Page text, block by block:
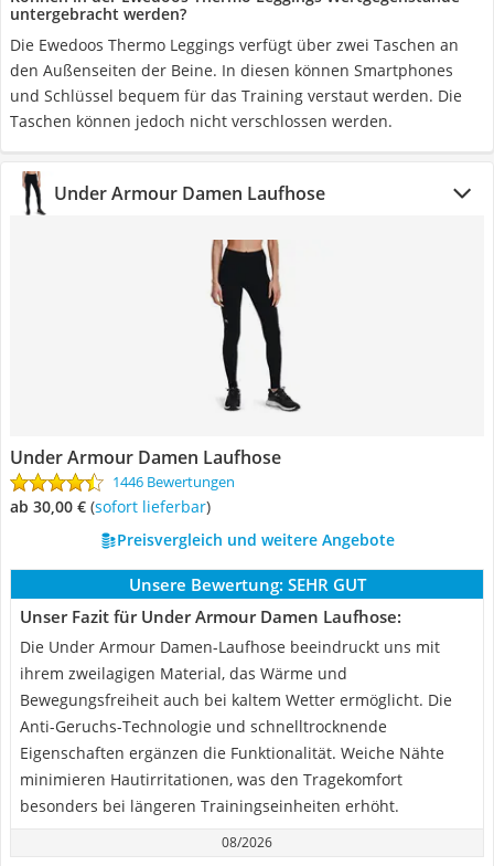
untergebracht werden?
Die Ewedoos Thermo Leggings verfügt über zwei Taschen an
den Außenseiten der Beine. In diesen können Smartphones
und Schlüssel bequem für das Training verstaut werden. Die
Taschen können jedoch nicht verschlossen werden.
Under Armour Damen Laufhose
Under Armour Damen Laufhose
1446 Bewertungen
ab 30,00 € ( Sofort lieferbar)
Preisvergleich und weitere Angebote
Unsere Bewertung: SEHR GUT
Unser Fazit für Under Armour Damen Laufhose:
Die Under Armour Damen-Laufhose beeindruckt uns mit
ihrem zweilagigen Material, das Wärme und
Bewegungsfreiheit auch bei kaltem Wetter ermöglicht. Die
Anti-Geruchs-Technologie und schnelltrocknende
Eigenschaften ergänzen die Funktionalität. Weiche Nähte
minimieren Hautirritationen, was den Tragekomfort
besonders bei längeren Trainingseinheiten erhöht.
08/2026